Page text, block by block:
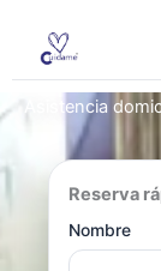
contenido
Asistencia
Reserva
Nombre